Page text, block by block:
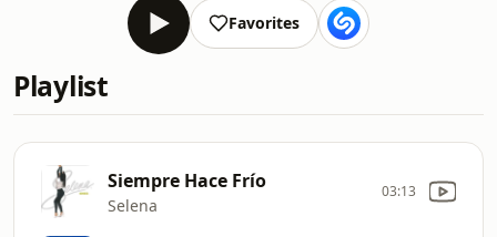
Favorites
Playlist
Siempre Hace Frío
Selena
03:13